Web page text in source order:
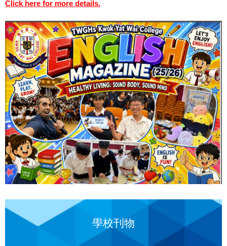
Click here for more details.
學校刊物